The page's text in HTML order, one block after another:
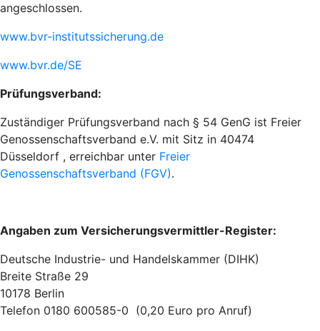
angeschlossen.
www.bvr-institutssicherung.de
www.bvr.de/SE
Prüfungsverband:
Zuständiger Prüfungsverband nach § 54 GenG ist Freier
Genossenschaftsverband e.V. mit Sitz in 40474
Düsseldorf , erreichbar unter Freier
Genossenschaftsverband (FGV).
Angaben zum Versicherungsvermittler-Register:
Deutsche Industrie- und Handelskammer (DIHK)
Breite Straße 29
10178 Berlin
Telefon 0180 600585-0 (0,20 Euro pro Anruf)